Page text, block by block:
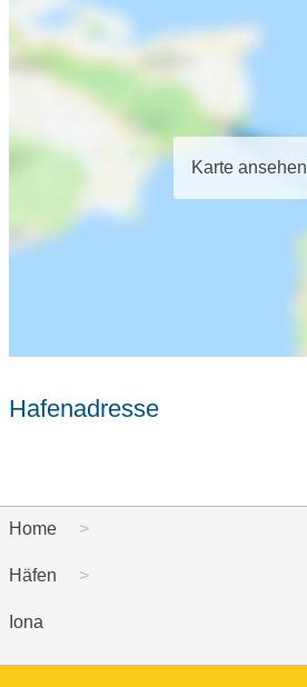
Karte ansehen
Hafenadresse
Home
Häfen
Iona